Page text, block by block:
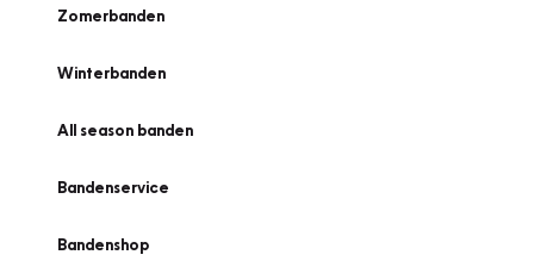
Zomerbanden
Winterbanden
All season banden
Bandenservice
Bandenshop